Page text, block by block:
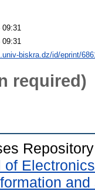
biskra.dz/id/eprint/
required)
of